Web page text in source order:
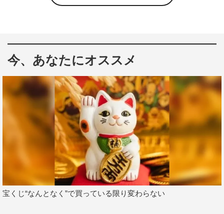
今、あなたにオススメ
宝くじ“なんとなく”で買っている限り変わらない